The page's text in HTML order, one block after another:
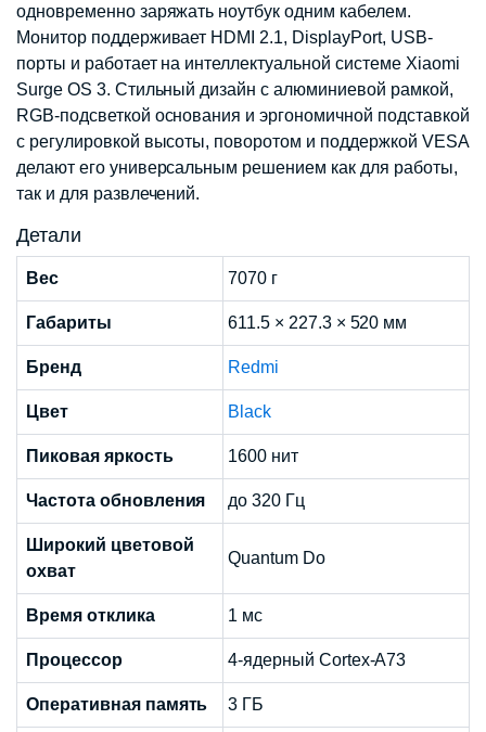
одновременно заряжать ноутбук одним кабелем.
Монитор поддерживает HDMI 2.1, DisplayPort, USB-
порты и работает на интеллектуальной системе Xiaomi
Surge OS 3. Стильный дизайн с алюминиевой рамкой,
RGB-подсветкой основания и эргономичной подставкой
с регулировкой высоты, поворотом и поддержкой VESA
делают его универсальным решением как для работы,
так и для развлечений.
Детали
Вес 7070 г
Габариты 611.5 × 227.3 × 520 мм
Бренд Redmi
Цвет Black
Пиковая яркость 1600 нит
Частота обновления до 320 Гц
Широкий цветовой
охват
Quantum Do
Время отклика 1 мс
Процессор 4-ядерный Cortex-A73
Оперативная память 3 ГБ